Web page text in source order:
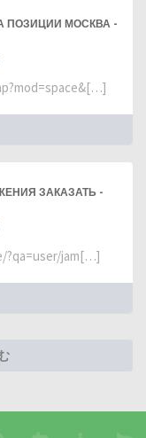
ПОЗИЦИИ МОСКВА -
ЗАКАЗАТЬ -
?qa=user/jam[…]